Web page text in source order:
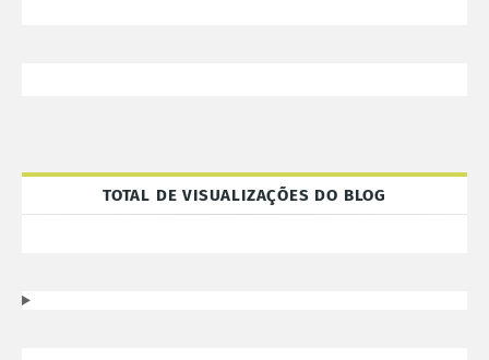
TOTAL DE VISUALIZAÇÕES DO BLOG